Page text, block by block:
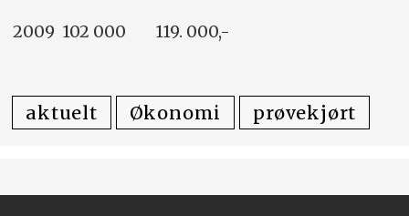
2009 102 000 119. 000,-
aktuelt Økonomi prøvekjørt